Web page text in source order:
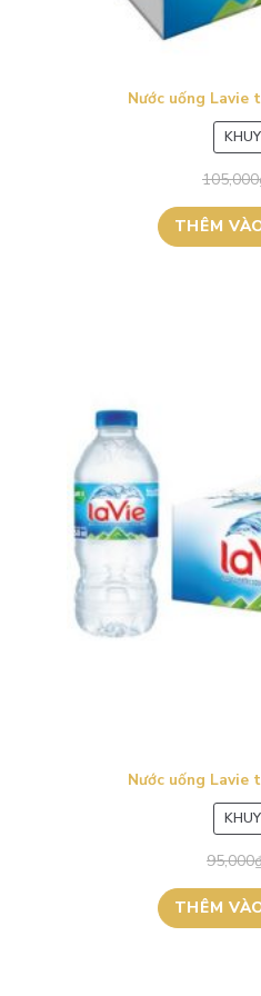
Nước uống Lavie
105,000
THÊM
Nước uống Lavie
95,000
THÊM